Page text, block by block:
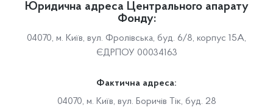
Юридична адреса Центрального апарату
Фонду:
04070, м. Київ, вул. Фролівська, буд. 6/8, корпус 15А,
ЄДРПОУ 00034163
Фактична адреса:
04070, м. Київ, вул. Боричів Тік, буд. 28